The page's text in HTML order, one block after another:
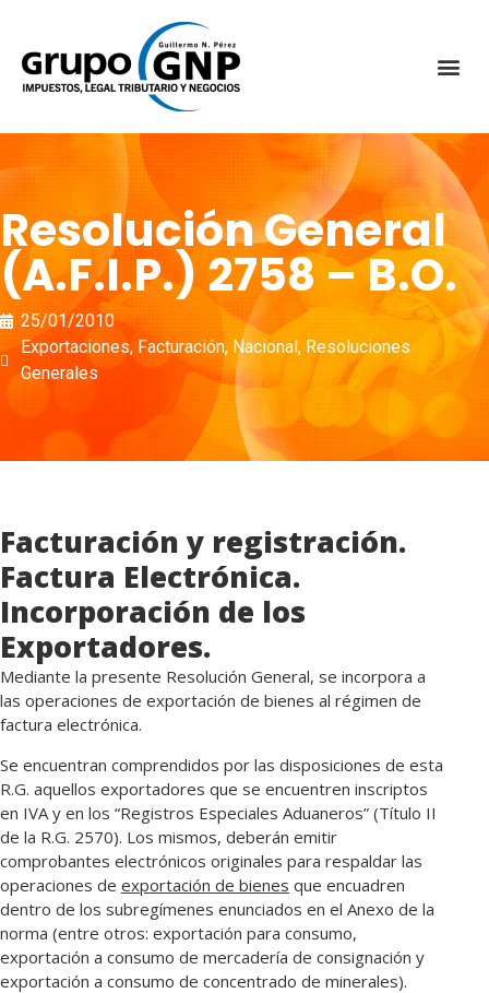
Resolución General
(A.F.I.P.) 2758 – B.O.
25/01/2010
Exportaciones, Facturación,Nacional, Resoluciones
Generales
Facturación y registración.
Factura Electrónica.
Incorporación de los
Exportadores.
Mediante la presente Resolución General, se incorpora a
las operaciones de exportación de bienes al régimen de
factura electrónica.
Se encuentran comprendidos por las disposiciones de esta
R.G. aquellos exportadores que se encuentren inscriptos
en IVA y en los “Registros Especiales Aduaneros” (Título II
de la R.G. 2570). Los mismos, deberán emitir
comprobantes electrónicos originales para respaldar las
operaciones de exportación de bienes que encuadren
dentro de los subregímenes enunciados en el Anexo de la
norma (entre otros: exportación para consumo,
exportación a consumo de mercadería de consignación y
exportación a consumo de concentrado de minerales).